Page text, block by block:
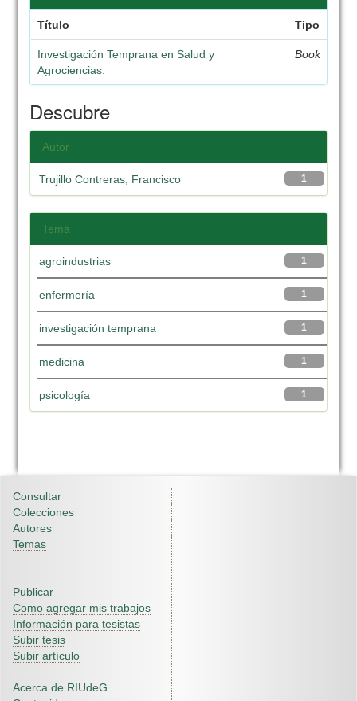
Título Tipo
Investigación Temprana en Salud y
Agrociencias.
Book
Descubre
Autor
1
Trujillo Contreras, Francisco
Tema
1
agroindustrias
1
enfermería
1
investigación temprana
1
medicina
1
psicología
Consultar
Colecciones
Autores
Temas
Publicar
Como agregar mis trabajos
Información para tesistas
Subir tesis
Subir artículo
Acerca de RIUdeG